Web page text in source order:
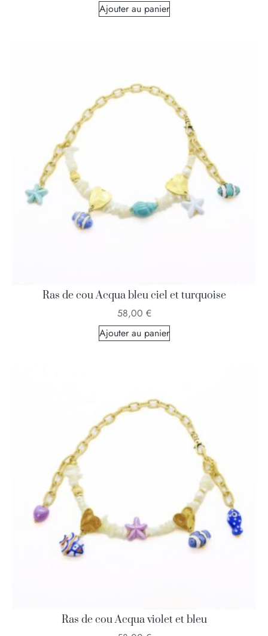
Ajouter au panier
Ras de cou Acqua bleu ciel et turquoise
58,00 €
Ajouter au panier
Ras de cou Acqua violet et bleu